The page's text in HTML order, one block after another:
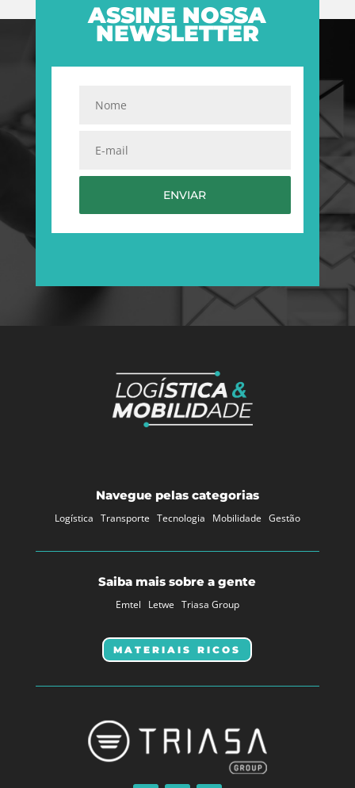
ASSINE NOSSA
NEWSLETTER
Navegue pelas categorias
Logística Transporte Tecnologia Mobilidade Gestão
Saiba mais sobre a gente
Emtel Letwe Triasa Group
MATERIAIS RICOS